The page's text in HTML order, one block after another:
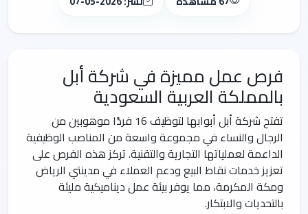
فرص عمل مميزة في شركة أبل
بالمملكة العربية السعودية
تفتح شركة أبل أبوابها لتوظيف 16 فردًا موهوبين من
الرجال والنساء في مجموعة واسعة من المناصب الوظيفية
الداعمة لعملياتها التجارية والتقنية. تركز هذه الفرص على
تعزيز خدمات نقاط البيع ودعم العملاء في مدينتي الرياض
ومكة المكرمة، مما يوفر بيئة عمل ديناميكية مليئة
بالتحديات والابتكار.